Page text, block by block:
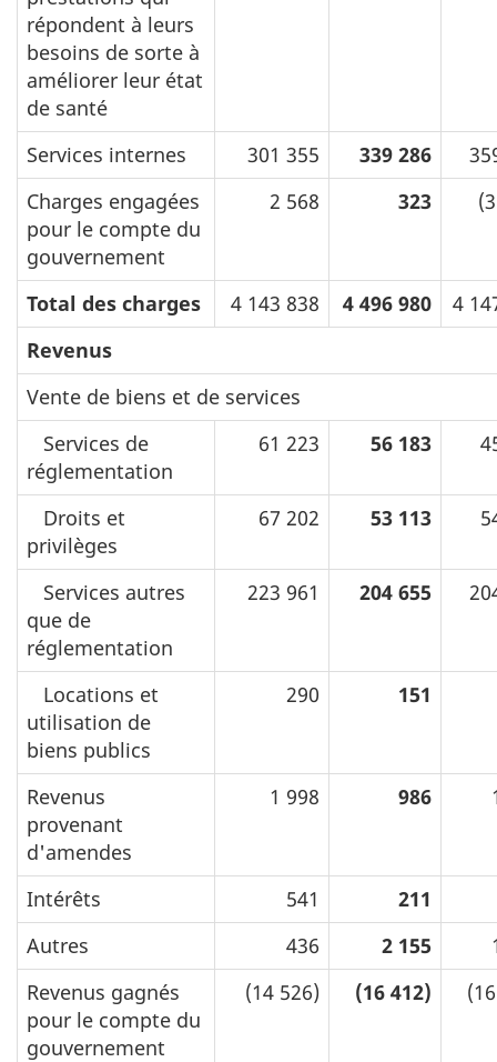
répondent à leurs
besoins de sorte à
améliorer leur état
de santé
Services internes
301 355 339 286
Charges engagées
pour le compte du
gouvernement
2 568 323
Total des charges 4 143 838 4 496 980
4
Revenus
Vente de biens et de services
Services de
réglementation
61 223 56 183
Droits et
privilèges
67 202 53 113
Services autres
que de
réglementation
223 961 204 655
Locations et
utilisation de
biens publics
290 151
Revenus
provenant
d'amendes
1 998 986
Intérêts 541
211
Autres
436 2 155
Revenus gagnés
pour le compte du
gouvernement
(14 526) (16 412)